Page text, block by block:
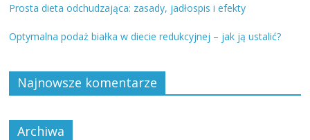
Prosta dieta odchudzająca: zasady, jadłospis i efekty
Optymalna podaż białka w diecie redukcyjnej – jak ją ustalić?
Najnowsze komentarze
Archiwa